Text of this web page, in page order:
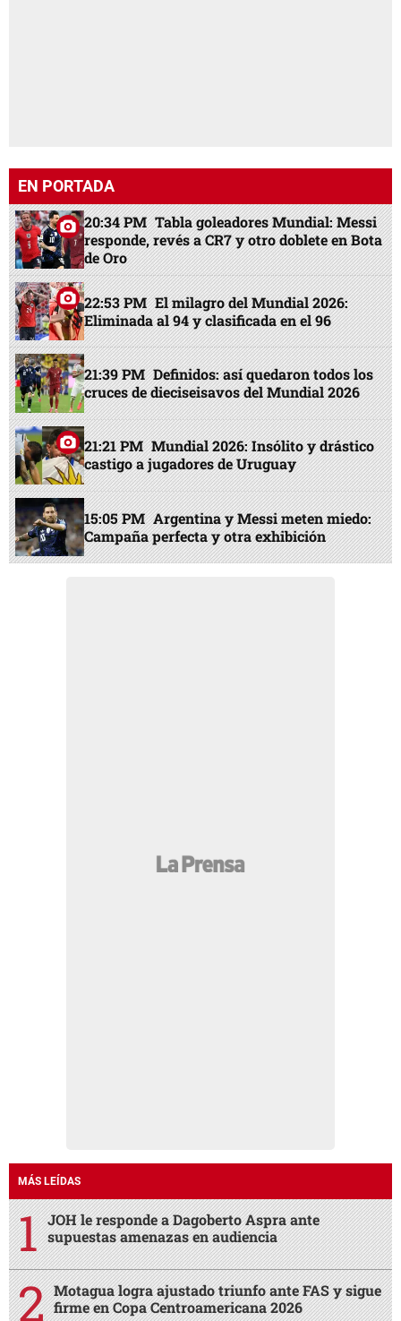
EN PORTADA
20:34 PM Tabla goleadores Mundial: Messi
responde, revés a CR7 y otro doblete en Bota
de Oro
22:53 PM El milagro del Mundial 2026:
Eliminada al 94 y clasificada en el 96
21:39 PM Definidos: así quedaron todos los
cruces de dieciseisavos del Mundial 2026
21:21 PM Mundial 2026: Insólito y drástico
castigo a jugadores de Uruguay
15:05 PM Argentina y Messi meten miedo:
Campaña perfecta y otra exhibición
MÁS LEÍDAS
JOH le responde a Dagoberto Aspra ante
supuestas amenazas en audiencia
Motagua logra ajustado triunfo ante FAS y sigue
firme en Copa Centroamericana 2026